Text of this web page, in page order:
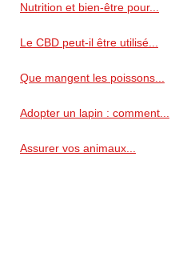
Nutrition et bien-être pour...
Le CBD peut-il être utilisé...
Que mangent les poissons...
Adopter un lapin : comment...
Assurer vos animaux...